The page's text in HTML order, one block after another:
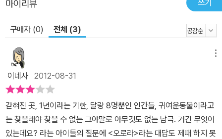
마이리뷰 쓰기
구매자 (0) 전체 (3)
이네사 2012-08-31
갇혀진 곳, 1년이라는 기한, 달랑 8명뿐인 인간들, 귀여운동물이라고
는 찾을래야 찾을 수 없는 그야말로 아무것도 없는 남극. 거긴 무엇이
있는데요? 라는 아이들의 질문에 <오로라>라는 대답도 제때 하지 못